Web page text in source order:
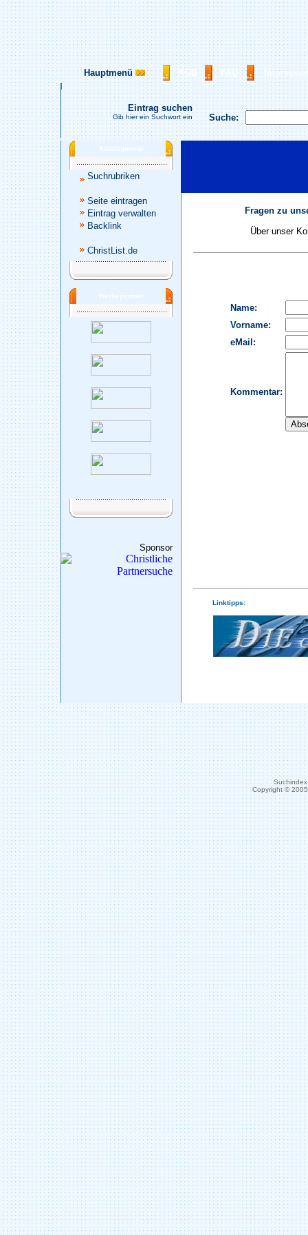
Hauptmenü AGB FAQ
Suche:
Eintrag suchen
Gib hier ein Suchwort ein
Katalogmenü
Suchrubriken
Seite eintragen
Eintrag verwalten
Backlink
ChristList.de
Werbepartner
Sponsor
Fragen zu
Über unser
Linktipps:
Copyright ©